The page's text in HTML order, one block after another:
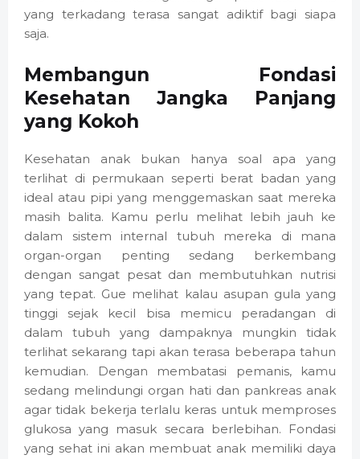
yang terkadang terasa sangat adiktif bagi siapa
saja.
Membangun Fondasi
Kesehatan Jangka Panjang
yang Kokoh
Kesehatan anak bukan hanya soal apa yang
terlihat di permukaan seperti berat badan yang
ideal atau pipi yang menggemaskan saat mereka
masih balita. Kamu perlu melihat lebih jauh ke
dalam sistem internal tubuh mereka di mana
organ-organ penting sedang berkembang
dengan sangat pesat dan membutuhkan nutrisi
yang tepat. Gue melihat kalau asupan gula yang
tinggi sejak kecil bisa memicu peradangan di
dalam tubuh yang dampaknya mungkin tidak
terlihat sekarang tapi akan terasa beberapa tahun
kemudian. Dengan membatasi pemanis, kamu
sedang melindungi organ hati dan pankreas anak
agar tidak bekerja terlalu keras untuk memproses
glukosa yang masuk secara berlebihan. Fondasi
yang sehat ini akan membuat anak memiliki daya